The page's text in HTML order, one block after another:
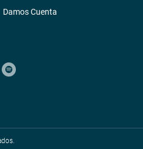
Damos Cuenta